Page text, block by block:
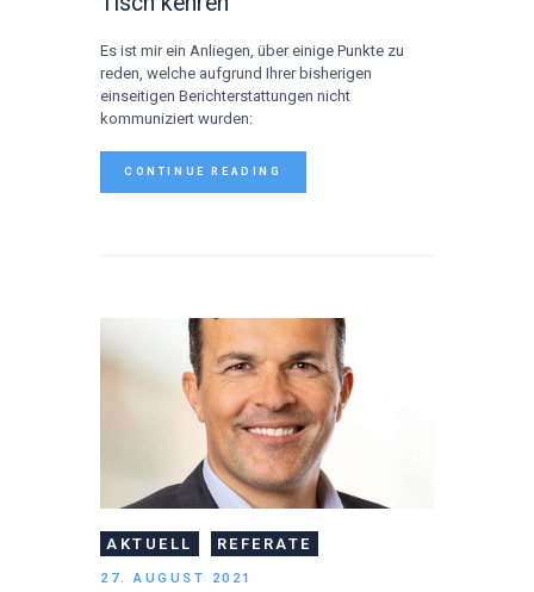
Es ist mir ein Anliegen, über einige Punkte zu
reden, welche aufgrund Ihrer bisherigen
einseitigen Berichterstattungen nicht
kommuniziert wurden:
CONTINUE READING
AKTUELL REFERATE
27. AUGUST 2021